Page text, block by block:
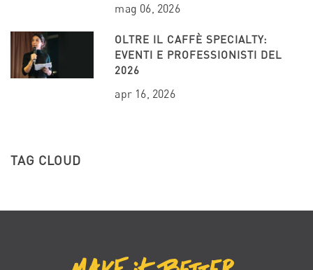
mag 06, 2026
OLTRE IL CAFFÈ SPECIALTY:
EVENTI E PROFESSIONISTI DEL
2026
apr 16, 2026
TAG CLOUD